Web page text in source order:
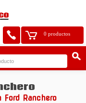
0 productos
Ranchero